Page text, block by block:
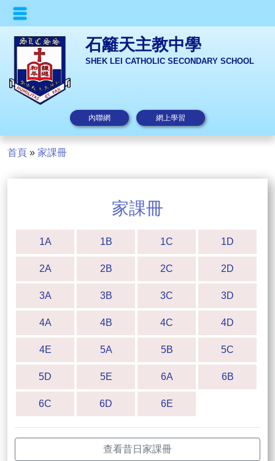
石籬天主教中學
SHEK LEI CATHOLIC SECONDARY SCHOOL
內聯網 網上學習
首頁 » 家課冊
家課冊
1A 1B 1C 1D
2A 2B 2C 2D
3A 3B 3C 3D
4A 4B 4C 4D
4E 5A 5B 5C
5D 5E 6A 6B
6C 6D 6E
查看昔日家課冊